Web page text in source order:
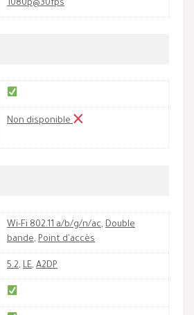
1080p@30fps
Non disponible
Wi-Fi 802.11 a/b/g/n/ac, Double
bande, Point d'accès
5.2, LE, A2DP